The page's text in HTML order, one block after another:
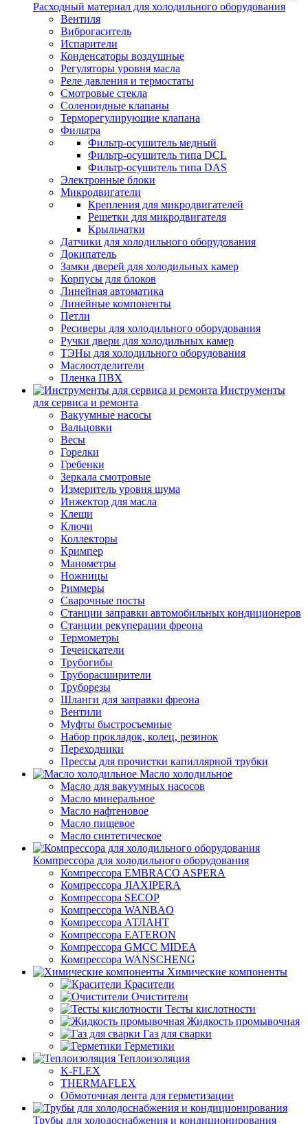
Расходный материал для холодильного оборудования
Вентиля
Виброгаситель
Испарители
Конденсаторы воздушные
Регуляторы уровня масла
Реле давления и термостаты
Смотровые стекла
Соленоидные клапаны
Терморегулирующие клапана
Фильтра
Фильтр-осушитель медный
Фильтр-осушитель типа DCL
Фильтр-осушитель типа DAS
Электронные блоки
Микродвигатели
Крепления для микродвигателей
Решетки для микродвигателя
Крыльчатки
Датчики для холодильного оборудования
Докипатель
Замки дверей для холодильных камер
Корпусы для блоков
Линейная автоматика
Линейные компоненты
Петли
Ресиверы для холодильного оборудования
Ручки двери для холодильных камер
ТЭНы для холодильного оборудования
Маслоотделители
Пленка ПВХ
Инструменты
для сервиса и ремонта
Вакуумные насосы
Вальцовки
Весы
Горелки
Гребенки
Зеркала смотровые
Измеритель уровня шума
Инжектор для масла
Клещи
Ключи
Коллекторы
Кримпер
Манометры
Ножницы
Риммеры
Сварочные посты
Станции заправки автомобильных кондиционеров
Станции рекуперации фреона
Термометры
Течеискатели
Трубогибы
Труборасширители
Труборезы
Шланги для заправки фреона
Вентили
Муфты быстросъемные
Набор прокладок, колец, резинок
Переходники
Прессы для прочистки капиллярной трубки
Масло холодильное
Масло для вакуумных насосов
Масло минеральное
Масло нафтеновое
Масло пищевое
Масло синтетическое
Компрессора для холодильного оборудования
Компрессора EMBRACO ASPERA
Компрессора JIAXIPERA
Компрессора SECOP
Компрессора WANBAO
Компрессора АТЛАНТ
Компрессора EATERON
Компрессора GMCC MIDEA
Компрессора WANSCHENG
Химические компоненты
Красители
Очистители
Тесты кислотности
Жидкость промывочная
Газ для сварки
Герметики
Теплоизоляция
K-FLEX
THERMAFLEX
Обмоточная лента для герметизации
Трубы для холодоснабжения и кондиционирования